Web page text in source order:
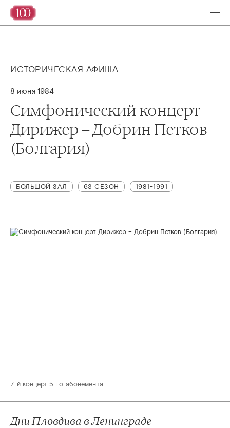
ИСТОРИЧЕСКАЯ АФИША
8 июня 1984
Симфонический концерт
Дирижер – Добрин Петков
(Болгария)
БОЛЬШОЙ ЗАЛ 63 СЕЗОН 1981-1991
7-й концерт 5-го абонемента
Дни Пловдива в Ленинграде